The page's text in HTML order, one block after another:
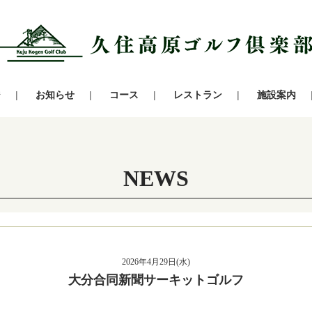
お知らせ コース レストラン 施設案内
NEWS
2026年4月29日(水)
大分合同新聞サーキットゴルフ